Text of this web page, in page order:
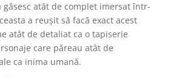
găsesc atât de complet imersat într-
a reușit să facă exact acest
atât de detaliat ca o tapiserie
care păreau atât de
ca inima umană.